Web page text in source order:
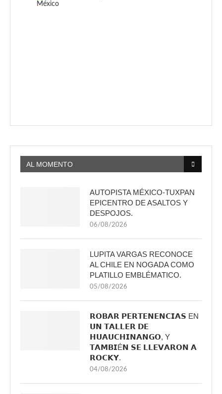
AL MOMENTO
AUTOPISTA MÉXICO-TUXPAN
EPICENTRO DE ASALTOS Y
DESPOJOS.
06/08/2026
LUPITA VARGAS RECONOCE
AL CHILE EN NOGADA COMO
PLATILLO EMBLÉMATICO.
05/08/2026
𝗥𝗢𝗕𝗔𝗥 𝗣𝗘𝗥𝗧𝗘𝗡𝗘𝗡𝗖𝗜𝗔𝗦 EN
𝗨𝗡 𝗧𝗔𝗟𝗟𝗘𝗥 𝗗𝗘
𝗛𝗨𝗔𝗨𝗖𝗛𝗜𝗡𝗔𝗡𝗚𝗢, Y
𝗧𝗔𝗠𝗕𝗜É𝗡 𝗦𝗘 𝗟𝗟𝗘𝗩𝗔𝗥𝗢𝗡 𝗔
𝗥𝗢𝗖𝗞𝗬.
04/08/2026